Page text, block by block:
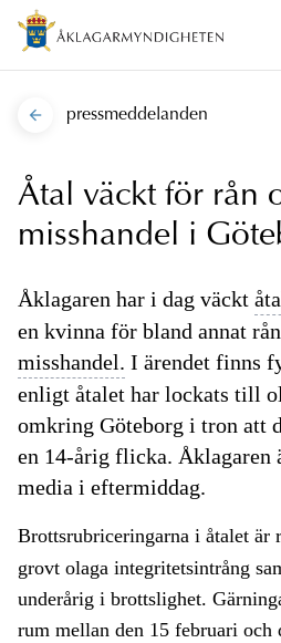
pressmeddelanden
Åtal väckt för rån
misshandel i
Åklagaren har i dag väckt
en kvinna för bland annat
misshandel. I ärendet finns
enligt åtalet har lockats till
omkring Göteborg i tron att
en 14-årig flicka.
media i eftermiddag.
Brottsrubriceringarna i åtalet är
grovt olaga integritetsintrång
underårig i brottslighet.
rum mellan den 15 februari och